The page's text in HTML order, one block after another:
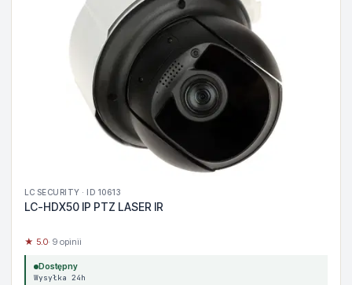
LC SECURITY · ID 10613
LC-HDX50 IP PTZ LASER IR
★ 5.0· 9 opinii
Dostępny
Wysyłka 24h